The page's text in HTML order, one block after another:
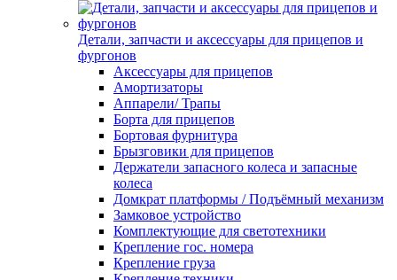
Детали, запчасти и аксессуары для прицепов и
фургонов
Аксессуары для прицепов
Амортизаторы
Аппарели/ Трапы
Борта для прицепов
Бортовая фурнитура
Брызговики для прицепов
Держатели запасного колеса и запасные
колеса
Домкрат платформы / Подъёмный механизм
Замковое устройство
Комплектующие для светотехники
Крепление гос. номера
Крепление груза